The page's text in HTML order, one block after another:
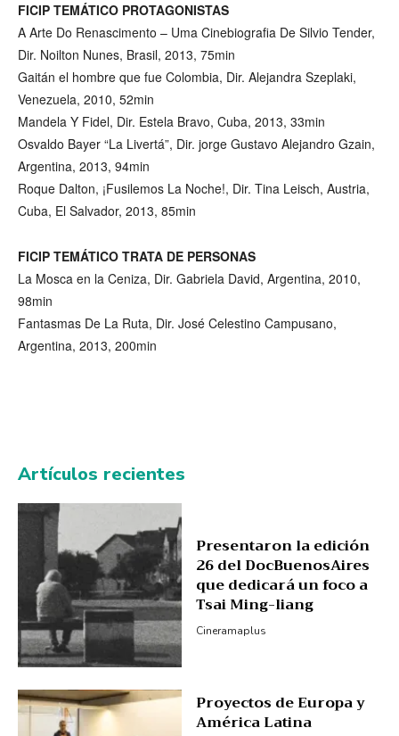
FICIP TEMÁTICO PROTAGONISTAS
A Arte Do Renascimento – Uma Cinebiografia De Silvio Tender,
Dir. Noilton Nunes, Brasil, 2013, 75min
Gaitán el hombre que fue Colombia, Dir. Alejandra Szeplaki,
Venezuela, 2010, 52min
Mandela Y Fidel, Dir. Estela Bravo, Cuba, 2013, 33min
Osvaldo Bayer “La Livertá”, Dir. jorge Gustavo Alejandro Gzain,
Argentina, 2013, 94min
Roque Dalton, ¡Fusilemos La Noche!, Dir. Tina Leisch, Austria,
Cuba, El Salvador, 2013, 85min
FICIP TEMÁTICO TRATA DE PERSONAS
La Mosca en la Ceniza, Dir. Gabriela David, Argentina, 2010,
98min
Fantasmas De La Ruta, Dir. José Celestino Campusano,
Argentina, 2013, 200min
Artículos recientes
Presentaron la edición
26 del DocBuenosAires
que dedicará un foco a
Tsai Ming-liang
Cineramaplus
Proyectos de Europa y
América Latina